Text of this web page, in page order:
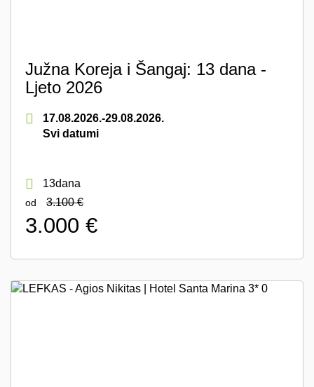
Južna Koreja i Šangaj: 13 dana -
Ljeto 2026
17.08.2026.-29.08.2026.
Svi datumi
13dana
od 3.100 €
3.000 €